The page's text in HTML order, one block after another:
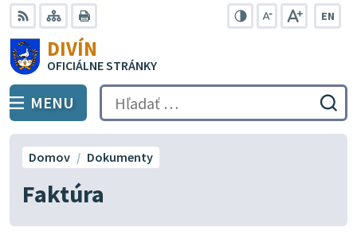
Preskočiť
na
obsah
RSS Mapa
EN
DIVÍN
OFICIÁLNE STRÁNKY
PREPNÚŤ
MENU Hľadať:
Faktúra
Domov Dokumenty